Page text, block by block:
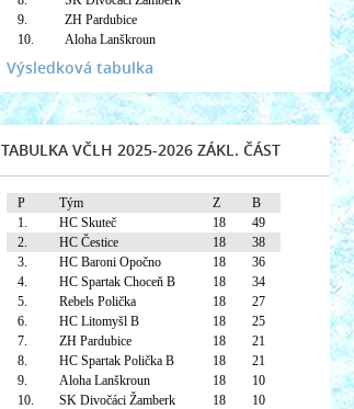
9.
ZH Pardubice
10.
Aloha Lanškroun
Výsledková tabulka
TABULKA VČLH 2025-2026 ZÁKL. ČÁST
P Tým Z
B
1.
HC Skuteč 18
49
2.
HC Čestice 18
38
3.
HC Baroni Opočno 18
36
4.
HC Spartak Choceň B 18
34
5.
Rebels Polička 18
27
6.
HC Litomyšl B 18
25
7.
ZH Pardubice 18
21
8.
HC Spartak Polička B 18
21
9.
Aloha Lanškroun 18
10
10.
SK Divočáci Žamberk 18 10